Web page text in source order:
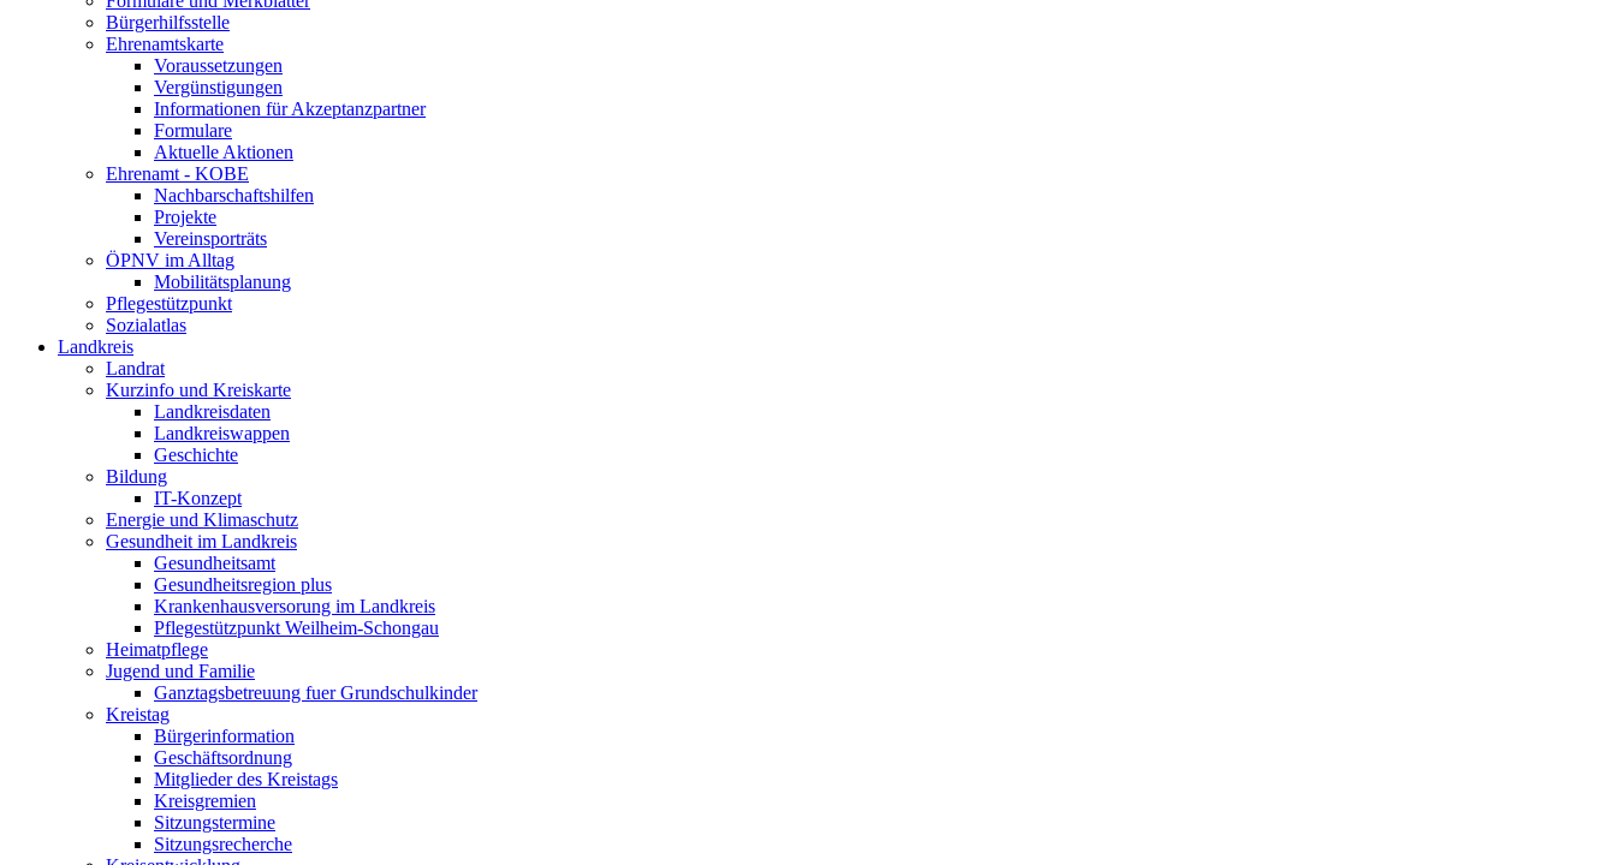
Bürgerhilfsstelle
Ehrenamtskarte
Voraussetzungen
Vergünstigungen
Informationen für Akzeptanzpartner
Formulare
Aktuelle Aktionen
Ehrenamt - KOBE
Nachbarschaftshilfen
Projekte
Vereinsporträts
ÖPNV im Alltag
Mobilitätsplanung
Pflegestützpunkt
Sozialatlas
Landkreis
Landrat
Kurzinfo und Kreiskarte
Landkreisdaten
Landkreiswappen
Geschichte
Bildung
IT-Konzept
Energie und Klimaschutz
Gesundheit im Landkreis
Gesundheitsamt
Gesundheitsregion plus
Krankenhausversorung im Landkreis
Pflegestützpunkt Weilheim-Schongau
Heimatpflege
Jugend und Familie
Ganztagsbetreuung fuer Grundschulkinder
Kreistag
Bürgerinformation
Geschäftsordnung
Mitglieder des Kreistags
Kreisgremien
Sitzungstermine
Sitzungsrecherche